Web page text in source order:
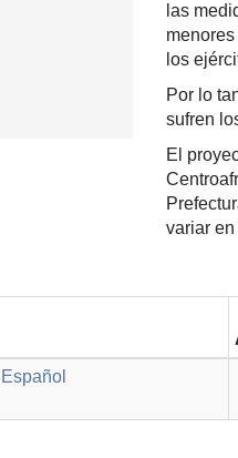
las
los
Por lo
sufren
El
variar